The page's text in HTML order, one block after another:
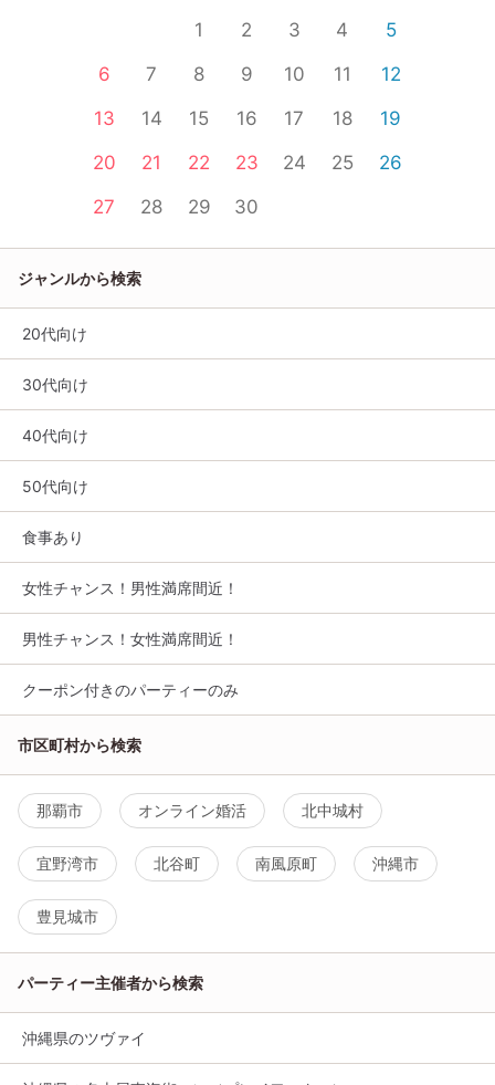
1 2 3 4
5
6
7 8 9 10 11
12
13
14 15 16 17 18
19
20
21 22 23 24 25
26
27
28 29 30
ジャンルから検索
20代向け
30代向け
40代向け
50代向け
食事あり
女性チャンス！男性満席間近！
男性チャンス！女性満席間近！
クーポン付きのパーティーのみ
市区町村から検索
那覇市 オンライン婚活 北中城村
宜野湾市 北谷町 南風原町 沖縄市
豊見城市
パーティー主催者から検索
沖縄県のツヴァイ